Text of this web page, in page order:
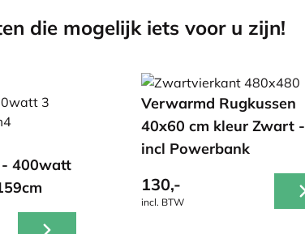
die mogelijk iets voor u zijn!
400watt
Verwarmd Rugkussen
40x60 cm kleur Zwart -
incl Powerbank
130,-
incl. BTW